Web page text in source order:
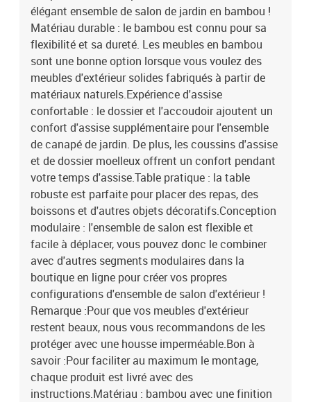
élégant ensemble de salon de jardin en bambou !
Matériau durable : le bambou est connu pour sa
flexibilité et sa dureté. Les meubles en bambou
sont une bonne option lorsque vous voulez des
meubles d'extérieur solides fabriqués à partir de
matériaux naturels.Expérience d'assise
confortable : le dossier et l'accoudoir ajoutent un
confort d'assise supplémentaire pour l'ensemble
de canapé de jardin. De plus, les coussins d'assise
et de dossier moelleux offrent un confort pendant
votre temps d'assise.Table pratique : la table
robuste est parfaite pour placer des repas, des
boissons et d'autres objets décoratifs.Conception
modulaire : l'ensemble de salon est flexible et
facile à déplacer, vous pouvez donc le combiner
avec d'autres segments modulaires dans la
boutique en ligne pour créer vos propres
configurations d'ensemble de salon d'extérieur !
Remarque :Pour que vos meubles d'extérieur
restent beaux, nous vous recommandons de les
protéger avec une housse imperméable.Bon à
savoir :Pour faciliter au maximum le montage,
chaque produit est livré avec des
instructions.Matériau : bambou avec une finition